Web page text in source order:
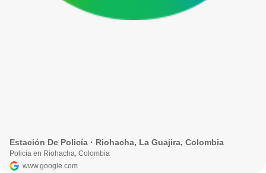
Estación De Policía · Riohacha, La Guajira, Colombia
Policía en Riohacha, Colombia
www.google.com